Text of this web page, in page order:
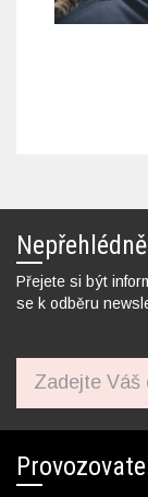
Přejete si být
se k odběru
Provozovatel